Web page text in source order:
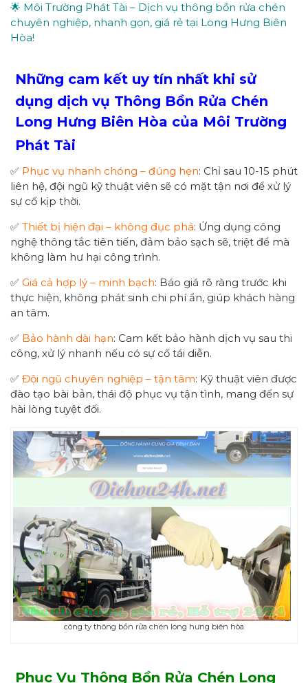
🌟 Môi Trường Phát Tài – Dịch vụ thông bồn rửa chén
chuyên nghiệp, nhanh gọn, giá rẻ tại Long Hưng Biên
Hòa!
Những cam kết uy tín nhất khi sử
dụng dịch vụ Thông Bồn Rửa Chén
Long Hưng Biên Hòa của Môi Trường
Phát Tài
✅ Phục vụ nhanh chóng – đúng hẹn: Chỉ sau 10-15 phút
liên hệ, đội ngũ kỹ thuật viên sẽ có mặt tận nơi để xử lý
sự cố kịp thời.
✅ Thiết bị hiện đại – không đục phá: Ứng dụng công
nghệ thông tắc tiên tiến, đảm bảo sạch sẽ, triệt để mà
không làm hư hại công trình.
✅ Giá cả hợp lý – minh bạch: Báo giá rõ ràng trước khi
thực hiện, không phát sinh chi phí ẩn, giúp khách hàng
an tâm.
✅ Bảo hành dài hạn: Cam kết bảo hành dịch vụ sau thi
công, xử lý nhanh nếu có sự cố tái diễn.
✅ Đội ngũ chuyên nghiệp – tận tâm: Kỹ thuật viên được
đào tạo bài bản, thái độ phục vụ tận tình, mang đến sự
hài lòng tuyệt đối.
công ty thông bồn rửa chén long hưng biên hòa
Phục Vụ Thông Bồn Rửa Chén Long